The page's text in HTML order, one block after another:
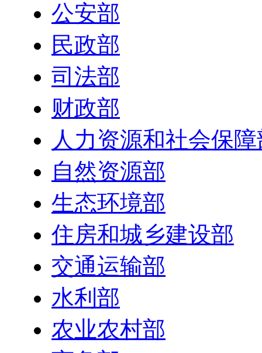
公安部
民政部
司法部
财政部
人力资源和社会保
自然资源部
生态环境部
住房和城乡建设部
交通运输部
水利部
农业农村部